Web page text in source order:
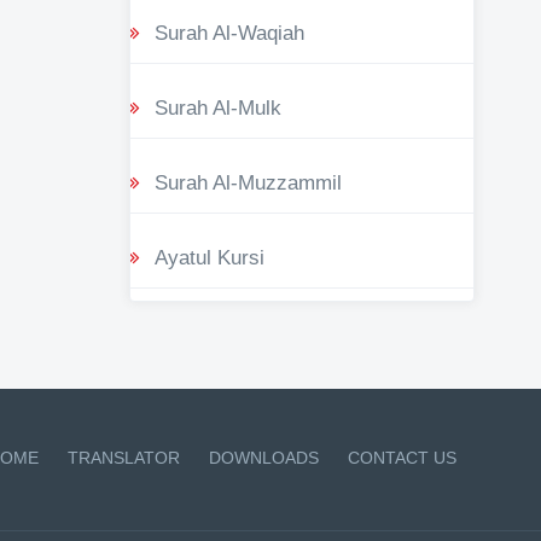
Surah Al-Waqiah
Surah Al-Mulk
Surah Al-Muzzammil
Ayatul Kursi
TRANSLATOR DOWNLOADS CONTACT US